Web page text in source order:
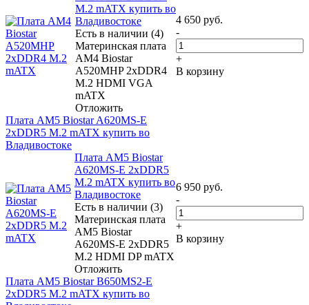
M.2 mATX купить во
Владивостоке
Есть в наличии (4)
Материнская плата
AM4 Biostar
A520MHP 2xDDR4
M.2 HDMI VGA
mATX
Отложить
4 650 руб.
-
+
В корзину
Плата AM5 Biostar A620MS-E
2xDDR5 M.2 mATX купить во
Владивостоке
Плата AM5 Biostar
A620MS-E 2xDDR5
M.2 mATX купить во
Владивостоке
Есть в наличии (3)
Материнская плата
AM5 Biostar
A620MS-E 2xDDR5
M.2 HDMI DP mATX
Отложить
6 950 руб.
-
+
В корзину
Плата AM5 Biostar B650MS2-E
2xDDR5 M.2 mATX купить во